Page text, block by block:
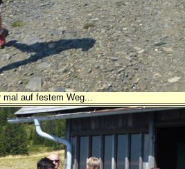
auf festem Weg...